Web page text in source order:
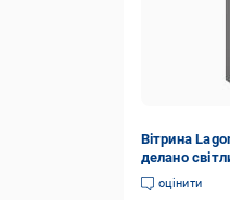
Вітрина
делано
оцінити